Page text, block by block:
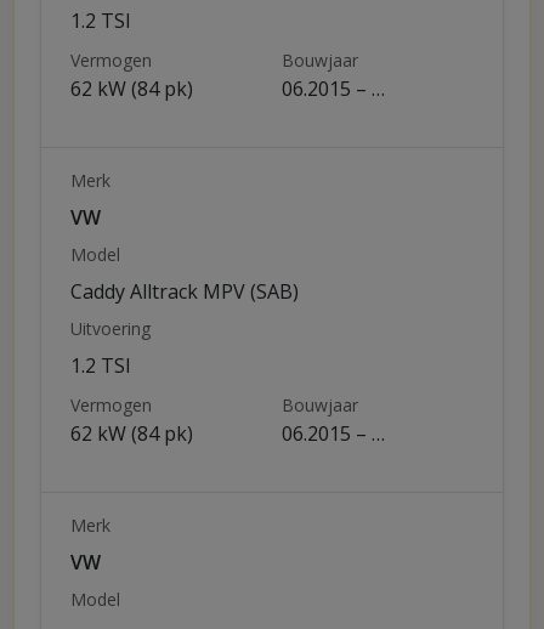
1.2 TSI
Vermogen
62 kW (84 pk)
Bouwjaar
06.2015 – …
Merk
VW
Model
Caddy Alltrack MPV (SAB)
Uitvoering
1.2 TSI
Vermogen
62 kW (84 pk)
Bouwjaar
06.2015 – …
Merk
VW
Model